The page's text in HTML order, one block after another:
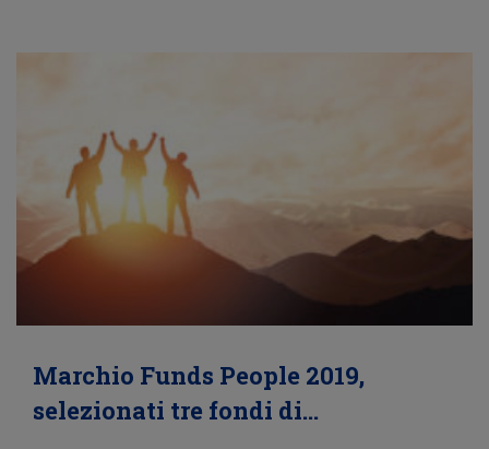
Marchio Funds People 2019,
selezionati tre fondi di…